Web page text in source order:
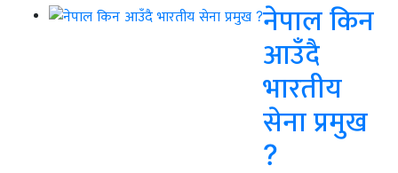
नेपाल किन
आउँदै
भारतीय
सेना प्रमुख
?